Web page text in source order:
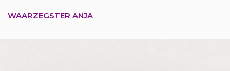
WAARZEGSTER ANJA